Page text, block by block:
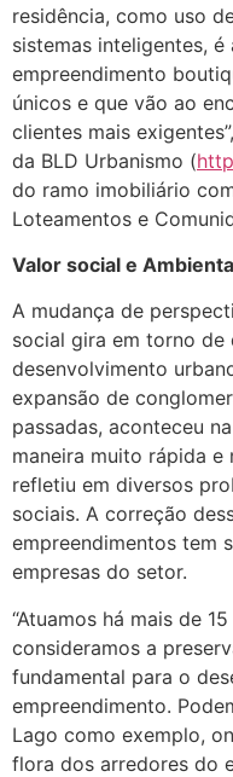
residência, como uso
sistemas inteligentes, é
empreendimento
únicos e que vão ao
clientes mais
da BLD Urbanismo (
do ramo imobiliário
Loteamentos e
Valor social e
A mudança de
social gira em torno de
desenvolvimento
expansão de
passadas, aconteceu
maneira muito rápida e
refletiu em diversos
sociais. A correção
empreendimentos tem
empresas do setor.
“Atuamos há mais de
consideramos a
fundamental para o
empreendimento.
Lago como exemplo,
flora dos arredores do